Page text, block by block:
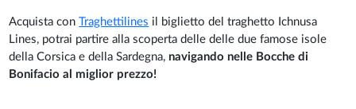
Acquista conTraghettilines il biglietto del traghetto Ichnusa
Lines, potrai partire alla scoperta delle delle due famose isole
della Corsica e della Sardegna, navigando nelle Bocche di
Bonifacio al miglior prezzo!